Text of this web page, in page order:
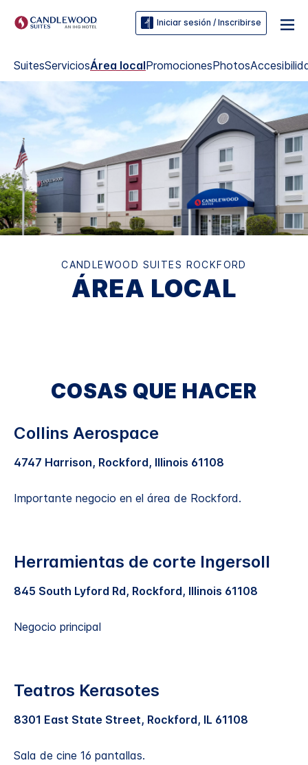
Iniciar sesión / Inscribirse
SuitesServiciosÁrea localPromocionesPhotos
CANDLEWOOD SUITES ROCKFORD
ÁREA LOCAL
COSAS QUE HACER
Collins Aerospace
4747 Harrison, Rockford, Illinois 61108
Importante negocio en el área de Rockford.
Herramientas de corte Ingersoll
845 South Lyford Rd, Rockford, Illinois 61108
Negocio principal
Teatros Kerasotes
8301 East State Street, Rockford, IL 61108
Sala de cine 16 pantallas.